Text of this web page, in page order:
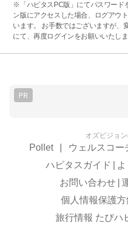
※「ハピタスPC版」にてパスワード
ン版にアクセスした場合、ログアウ
います。 お手数ではございますが、
にて、再度ログインをお願いいたしま
PR
オズビジョ
Pollet ウェルスコー
ハピタスガイド
お問い合わせ
個人情報保護方
旅行情報 たびハ